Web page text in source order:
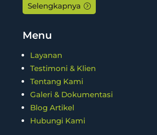
Selengkapnya
Menu
Layanan
Testimoni & Klien
Tentang Kami
Galeri & Dokumentasi
Blog Artikel
Hubungi Kami